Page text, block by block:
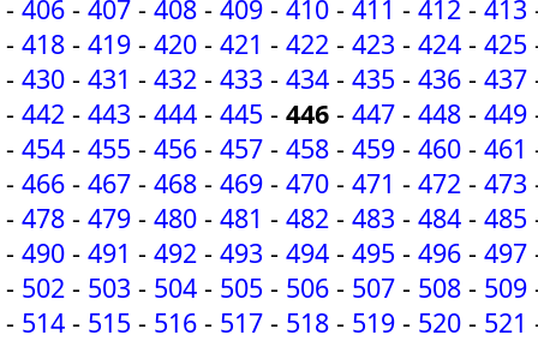
- 406 - 407 - 408 - 409 - 410 - 411 - 412 - 413
- 418 - 419 - 420 - 421 - 422 - 423 - 424 - 425
- 430 - 431 - 432 - 433 - 434 - 435 - 436 - 437
- 442 - 443 - 444 - 445 - 446 - 447 - 448 - 449
- 454 - 455 - 456 - 457 - 458 - 459 - 460 - 461
- 466 - 467 - 468 - 469 - 470 - 471 - 472 - 473
- 478 - 479 - 480 - 481 - 482 - 483 - 484 - 485
- 490 - 491 - 492 - 493 - 494 - 495 - 496 - 497
- 502 - 503 - 504 - 505 - 506 - 507 - 508 - 509
- 514 - 515 - 516 - 517 - 518 - 519 - 520 - 521